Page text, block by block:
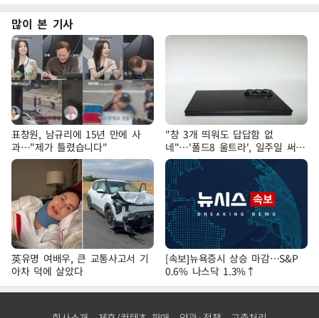
많이 본 기사
표창원, 남규리에 15년 만에 사
과…"제가 틀렸습니다"
"창 3개 띄워도 답답함 없
네"…'폴드8 울트라', 일주일 써보
니
英유명 여배우, 큰 교통사고서 기
아차 덕에 살았다
[속보]뉴욕증시 상승 마감…S&P
0.6% 나스닥 1.3%↑